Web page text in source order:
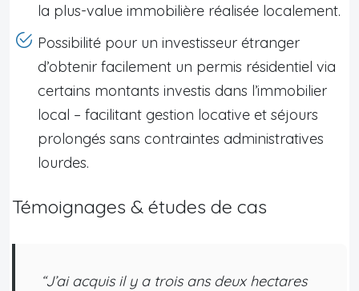
la plus-value immobilière réalisée localement.
Possibilité pour un investisseur étranger
d’obtenir facilement un permis résidentiel via
certains montants investis dans l’immobilier
local – facilitant gestion locative et séjours
prolongés sans contraintes administratives
lourdes.
Témoignages & études de cas
“J’ai acquis il y a trois ans deux hectares